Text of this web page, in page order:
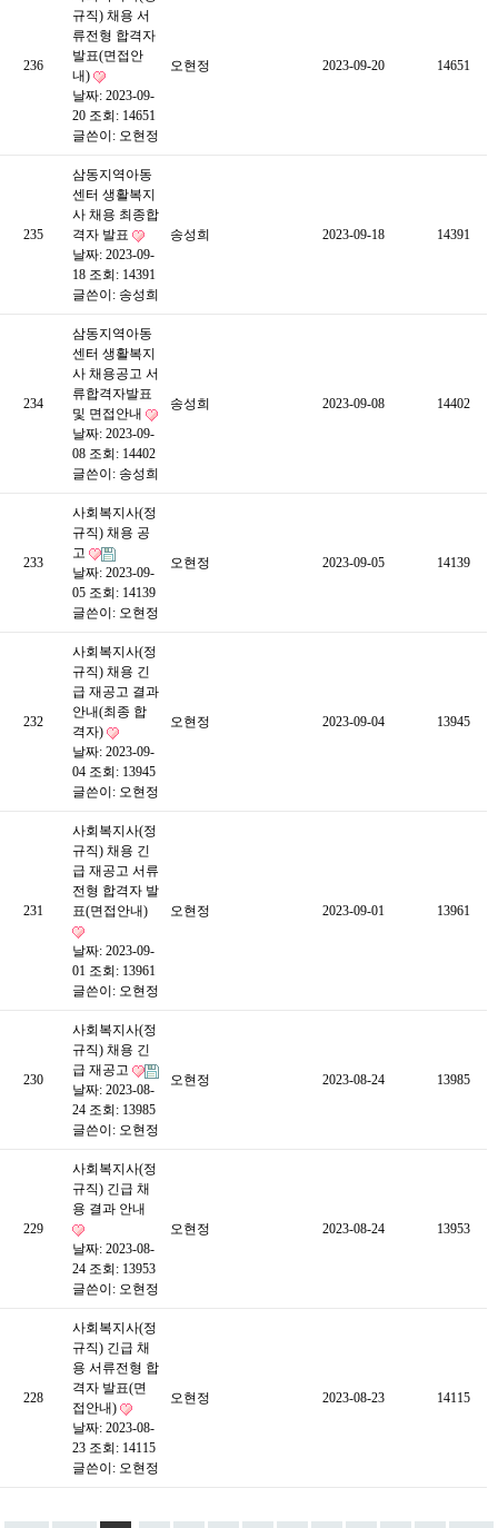
236
규직) 채용 서
류전형 합격자
발표(면접안
내)
날짜: 2023-09-
20 조회: 14651
글쓴이: 오현정
오현정 2023-09-20 14651
235
삼동지역아동
센터 생활복지
사 채용 최종합
격자 발표
날짜: 2023-09-
18 조회: 14391
글쓴이: 송성희
송성희 2023-09-18 14391
234
삼동지역아동
센터 생활복지
사 채용공고 서
류합격자발표
및 면접안내
날짜: 2023-09-
08 조회: 14402
글쓴이: 송성희
송성희 2023-09-08 14402
233
사회복지사(정
규직) 채용 공
고
날짜: 2023-09-
05 조회: 14139
글쓴이: 오현정
오현정 2023-09-05 14139
232
사회복지사(정
규직) 채용 긴
급 재공고 결과
안내(최종 합
격자)
날짜: 2023-09-
04 조회: 13945
글쓴이: 오현정
오현정 2023-09-04 13945
231
사회복지사(정
규직) 채용 긴
급 재공고 서류
전형 합격자 발
표(면접안내)
날짜: 2023-09-
01 조회: 13961
글쓴이: 오현정
오현정 2023-09-01 13961
230
사회복지사(정
규직) 채용 긴
급 재공고
날짜: 2023-08-
24 조회: 13985
글쓴이: 오현정
오현정 2023-08-24 13985
229
사회복지사(정
규직) 긴급 채
용 결과 안내
날짜: 2023-08-
24 조회: 13953
글쓴이: 오현정
오현정 2023-08-24 13953
228
사회복지사(정
규직) 긴급 채
용 서류전형 합
격자 발표(면
접안내)
날짜: 2023-08-
23 조회: 14115
글쓴이: 오현정
오현정 2023-08-23 14115